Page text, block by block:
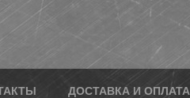
ДОСТАВКА И ОПЛАТА